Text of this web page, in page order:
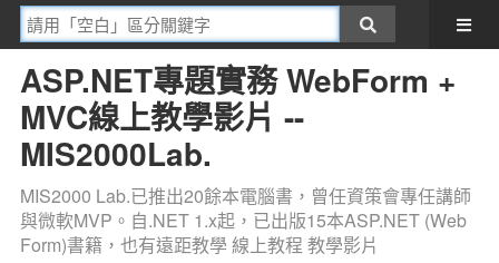
ASP.NET專題實務 WebForm +
MVC線上教學影片 --
MIS2000Lab.
MIS2000 Lab.已推出20餘本電腦書，曾任資策會專任講師
與微軟MVP。自.NET 1.x起，已出版15本ASP.NET (Web
Form)書籍，也有遠距教學 線上教程 教學影片